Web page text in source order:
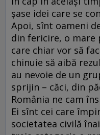
şase idei care se
Apoi, sînt oameni
din fericire, o mare
care chiar vor să
chinuie să aibă
au nevoie de un
sprijin – căci, din
România ne cam
Ei sînt cei care
societatea civilă